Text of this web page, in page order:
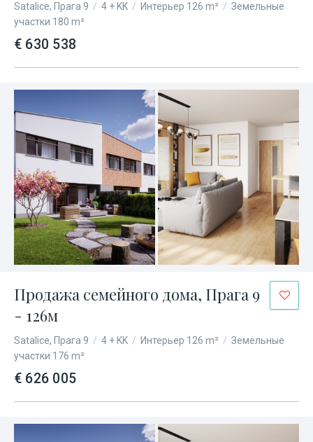
Satalice, Прага 9 / 4 + KK / Интерьер 126 m² / Земельные
участки 180 m²
€ 630 538
Продажа семейного дома, Прага 9
- 126м
Satalice, Прага 9 / 4 + KK / Интерьер 126 m² / Земельные
участки 176 m²
€ 626 005